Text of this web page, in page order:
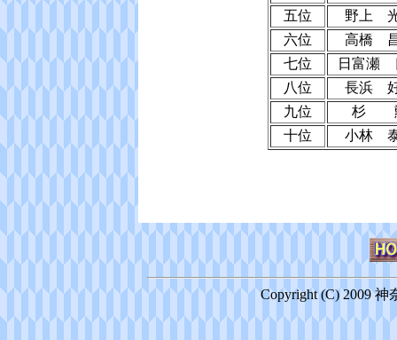
五位
野上
六位
高橋
七位
日富瀬
八位
長浜
九位
杉
十位
小林
Copyright (C) 2009 神